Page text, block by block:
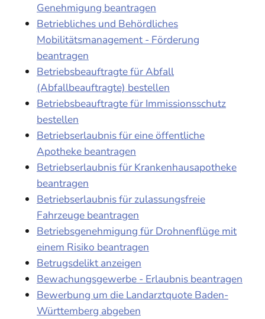
Genehmigung beantragen
Betriebliches und Behördliches
Mobilitätsmanagement - Förderung
beantragen
Betriebsbeauftragte für Abfall
(Abfallbeauftragte) bestellen
Betriebsbeauftragte für Immissionsschutz
bestellen
Betriebserlaubnis für eine öffentliche
Apotheke beantragen
Betriebserlaubnis für Krankenhausapotheke
beantragen
Betriebserlaubnis für zulassungsfreie
Fahrzeuge beantragen
Betriebsgenehmigung für Drohnenflüge mit
einem Risiko beantragen
Betrugsdelikt anzeigen
Bewachungsgewerbe - Erlaubnis beantragen
Bewerbung um die Landarztquote Baden-
Württemberg abgeben